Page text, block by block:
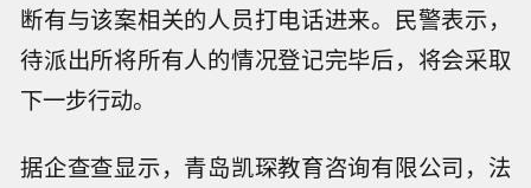
断有与该案相关的人员打电话进来。民警表示，
待派出所将所有人的情况登记完毕后，将会采取
下一步行动。
据企查查显示，青岛凯琛教育咨询有限公司，法